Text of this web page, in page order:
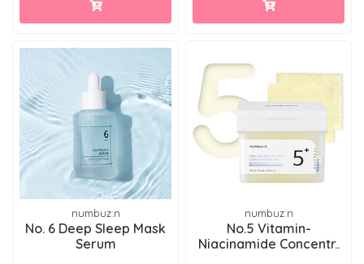
numbuz:n
No. 6 Deep Sleep Mask
Serum
numbuz:n
No.5 Vitamin-
Niacinamide Concentr..